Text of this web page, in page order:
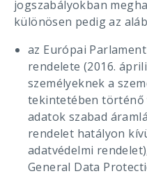
jogszabályokban
különösen pedig az
az Európai
rendelete (2016.
személyeknek a
tekintetében történő
adatok szabad
rendelet hatályon
adatvédelmi
General Data